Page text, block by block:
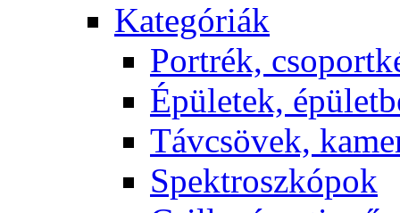
Ka­te­gó­ri­ák
Port­rék,
Épü­le­tek,
Táv­csö­vek,
Spekt­rosz­kó­pok